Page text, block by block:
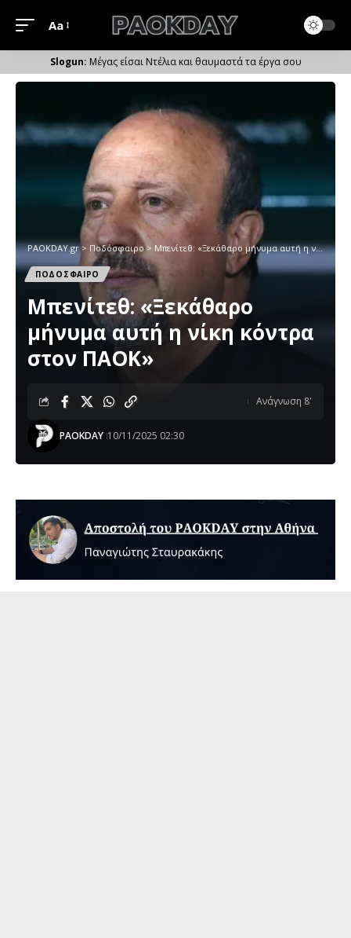
Μέγεθος
Γραμματοσειράς
Aa
Μέγας είσαι Ντέλια και θαυμαστά τα έργα σου
PAOKDAY.gr> Ποδόσφαιρο> Μπενίτεθ: «Ξεκάθαρο μήνυμα αυτή η νίκη κόντρα στον ΠΑΟΚ»
ΠΟΔΟΣΦΑΙΡΟ
Μπενίτεθ: «Ξεκάθαρο
μήνυμα αυτή η νίκη κόντρα
στον ΠΑΟΚ»
PAOKDAY 10/11/2025 02:30
Ανάγνωση 8'